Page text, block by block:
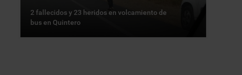
2 fallecidos y 23 heridos en volcamiento de
bus en Quintero